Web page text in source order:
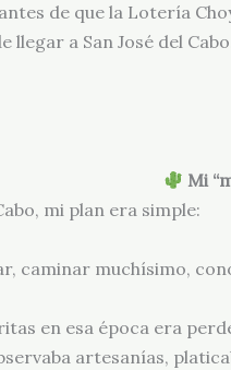
de que la Lotería
llegar a San José del
Mi
mi plan era simple:
caminar muchísimo,
en esa época era
artesanías,